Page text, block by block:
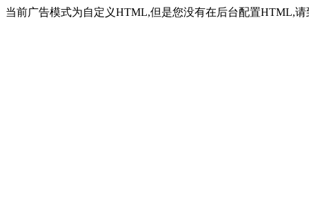
当前广告模式为自定义HTML,但是您没有在后台配置HTML,